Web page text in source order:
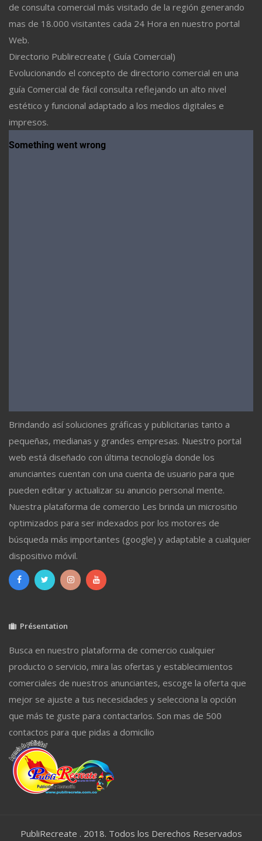
de consulta comercial más visitado de la región generando
mas de 18.000 visitantes cada 24 Hora en nuestro portal
Web.
Directorio Publirecreate ( Guía Comercial)
Evolucionando el concepto de directorio comercial en una
guía Comercial de fácil consulta reflejando un alto nivel
estético y funcional adaptado a los medios digitales e
impresos.
Brindando así soluciones gráficas y publicitarias tanto a
pequeñas, medianas y grandes empresas. Nuestro portal
web está diseñado con última tecnología donde los
anunciantes cuentan con una cuenta de usuario para que
pueden editar y actualizar su anuncio personal mente.
Nuestra plataforma de comercio Les brinda un micrositio
optimizados para ser indexados por los motores de
búsqueda más importantes (google) y adaptable a cualquier
dispositivo móvil.
Présentation
Busca en nuestro plataforma de comercio cualquier
producto o servicio, mira las ofertas y establecimientos
comerciales de nuestros anunciantes, escoge la oferta que
mejor se ajuste a tus necesidades y selecciona la opción
que más te guste para contactarlos. Son mas de 500
contactos para que pidas a domicilio
PubliRecreate . 2018. Todos los Derechos Reservados